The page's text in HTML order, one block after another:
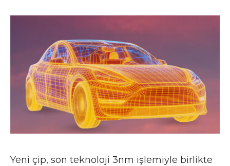
Yeni çip, son teknoloji 3nm işlemiyle birlikte